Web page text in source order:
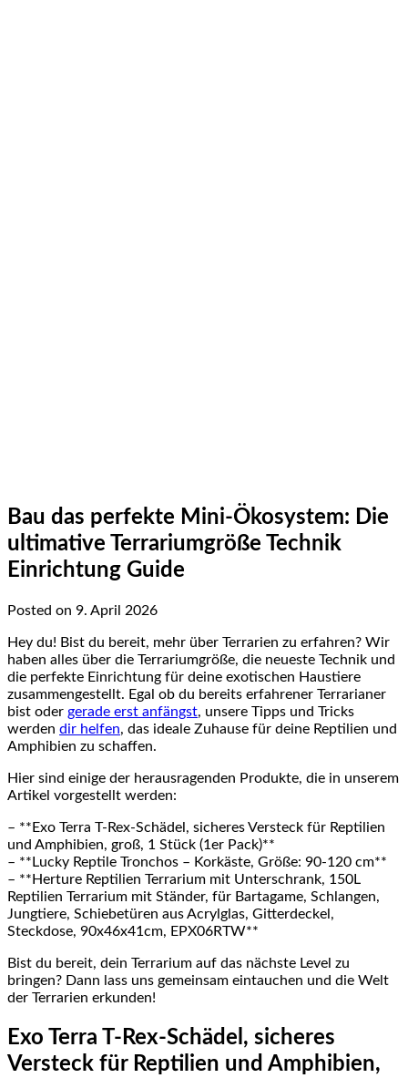
Bau das perfekte Mini-Ökosystem: Die
ultimative Terrariumgröße Technik
Einrichtung Guide
Posted on 9. April 2026
Hey du! Bist du bereit, mehr über Terrarien zu erfahren? Wir
haben alles über die Terrariumgröße, die neueste Technik und
die perfekte Einrichtung für deine exotischen Haustiere
zusammengestellt. Egal ob du bereits erfahrener Terrarianer
bist oder gerade erst anfängst, unsere Tipps und Tricks
werden dir helfen, das ideale Zuhause für deine Reptilien und
Amphibien zu schaffen.
Hier sind einige der herausragenden Produkte, die in unserem
Artikel vorgestellt werden:
– **Exo Terra T-Rex-Schädel, sicheres Versteck für Reptilien
und Amphibien, groß, 1 Stück (1er Pack)**
– **Lucky Reptile Tronchos – Korkäste, Größe: 90-120 cm**
– **Herture Reptilien Terrarium mit Unterschrank, 150L
Reptilien Terrarium mit Ständer, für Bartagame, Schlangen,
Jungtiere, Schiebetüren aus Acrylglas, Gitterdeckel,
Steckdose, 90x46x41cm, EPX06RTW**
Bist du bereit, dein Terrarium auf das nächste Level zu
bringen? Dann lass uns gemeinsam eintauchen und die Welt
der Terrarien erkunden!
Exo Terra T-Rex-Schädel, sicheres
Versteck für Reptilien und Amphibien,